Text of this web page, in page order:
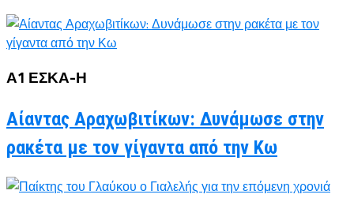
Α1 ΕΣΚΑ-Η
Αίαντας Αραχωβιτίκων: Δυνάμωσε στην
ρακέτα με τον γίγαντα από την Κω